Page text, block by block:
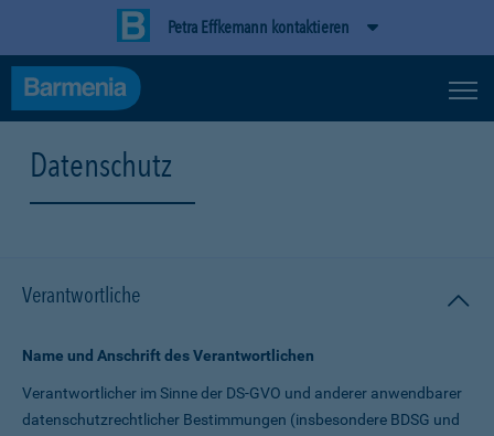
Petra Effkemann kontaktieren
Datenschutz
Verantwortliche
Name und Anschrift des Verantwortlichen
Verantwortlicher im Sinne der DS-GVO und anderer anwendbarer
datenschutz­rechtlicher Bestimmungen (insbesondere BDSG und